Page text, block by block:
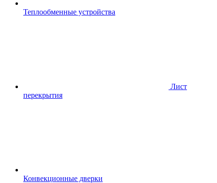
Теплообменные устройства
Лист
перекрытия
Конвекционные дверки